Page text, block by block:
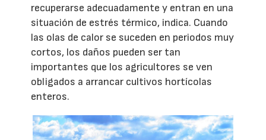
recuperarse adecuadamente y entran en una
situación de estrés térmico, indica. Cuando
las olas de calor se suceden en periodos muy
cortos, los daños pueden ser tan
importantes que los agricultores se ven
obligados a arrancar cultivos hortícolas
enteros.